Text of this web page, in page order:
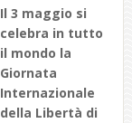
Il 3 maggio si
celebra in tutto
il mondo la
Giornata
Internazionale
della Libertà di